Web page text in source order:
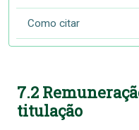
Como citar
7.2
titulação